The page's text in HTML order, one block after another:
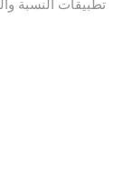
تطبيقات النسبة